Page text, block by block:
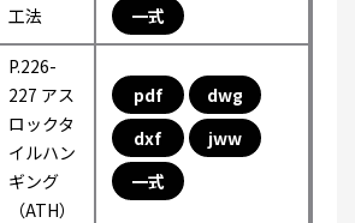
工法
一式
P.226-
227 アス
ロックタ
イルハン
ギング
（ATH）
pdf
dwg
dxf
jww
一式